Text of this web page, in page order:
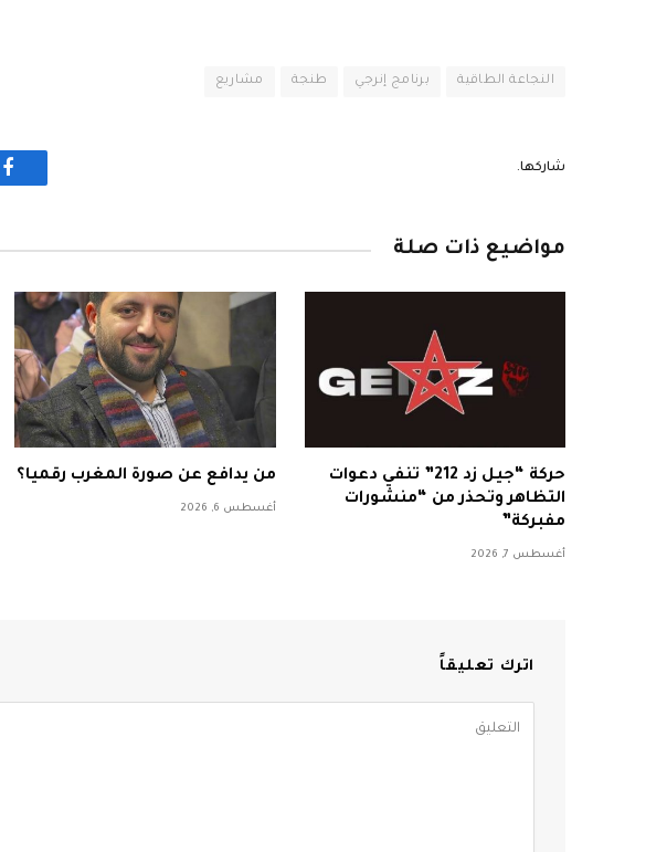
النجاعة الطاقية برنامج إنرجي طنجة مشاريع
شاركها.
مواضيع ذات صلة
حركة “جيل زد 212” تنفي دعوات
التظاهر وتحذر من “منشورات
مفبركة”
أغسطس 7, 2026
من يدافع عن صورة المغرب رقميا؟
أغسطس 6, 2026
اترك تعليقاً